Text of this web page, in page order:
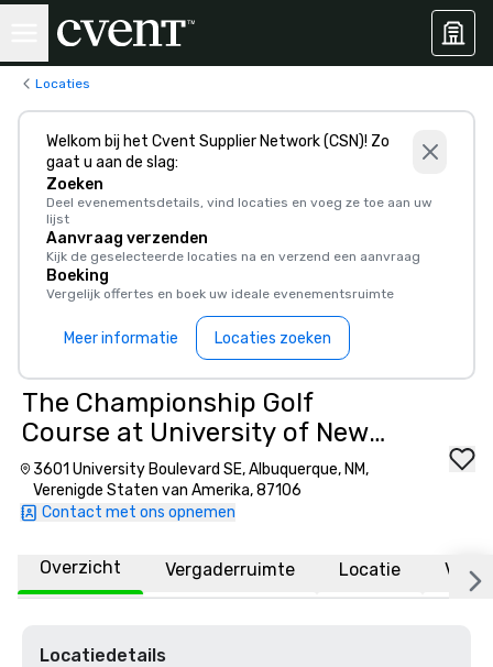
Locaties
Welkom bij het Cvent Supplier Network (CSN)! Zo
gaat u aan de slag:
Zoeken
Deel evenementsdetails, vind locaties en voeg ze toe aan uw
lijst
Aanvraag verzenden
Kijk de geselecteerde locaties na en verzend een aanvraag
Boeking
Vergelijk offertes en boek uw ideale evenementsruimte
Meer informatie Locaties zoeken
The Championship Golf
Course at University of New
Mexico
3601 University Boulevard SE, Albuquerque, NM,
Verenigde Staten van Amerika, 87106
Contact met ons opnemen
Overzicht Vergaderruimte Locatie
Locatiedetails